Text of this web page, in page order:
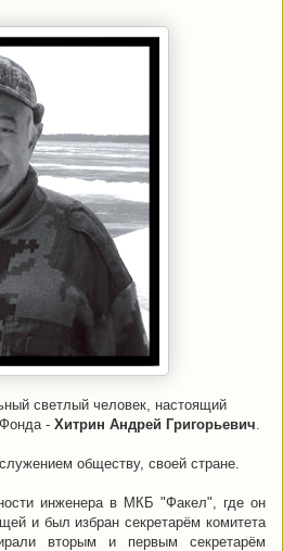
светлый человек, настоящий
- Хитрин Андрей Григорьевич
обществу, своей стране.
инженера в МКБ "Факел", где он
и был избран секретарём комитета
вторым и первым секретарём